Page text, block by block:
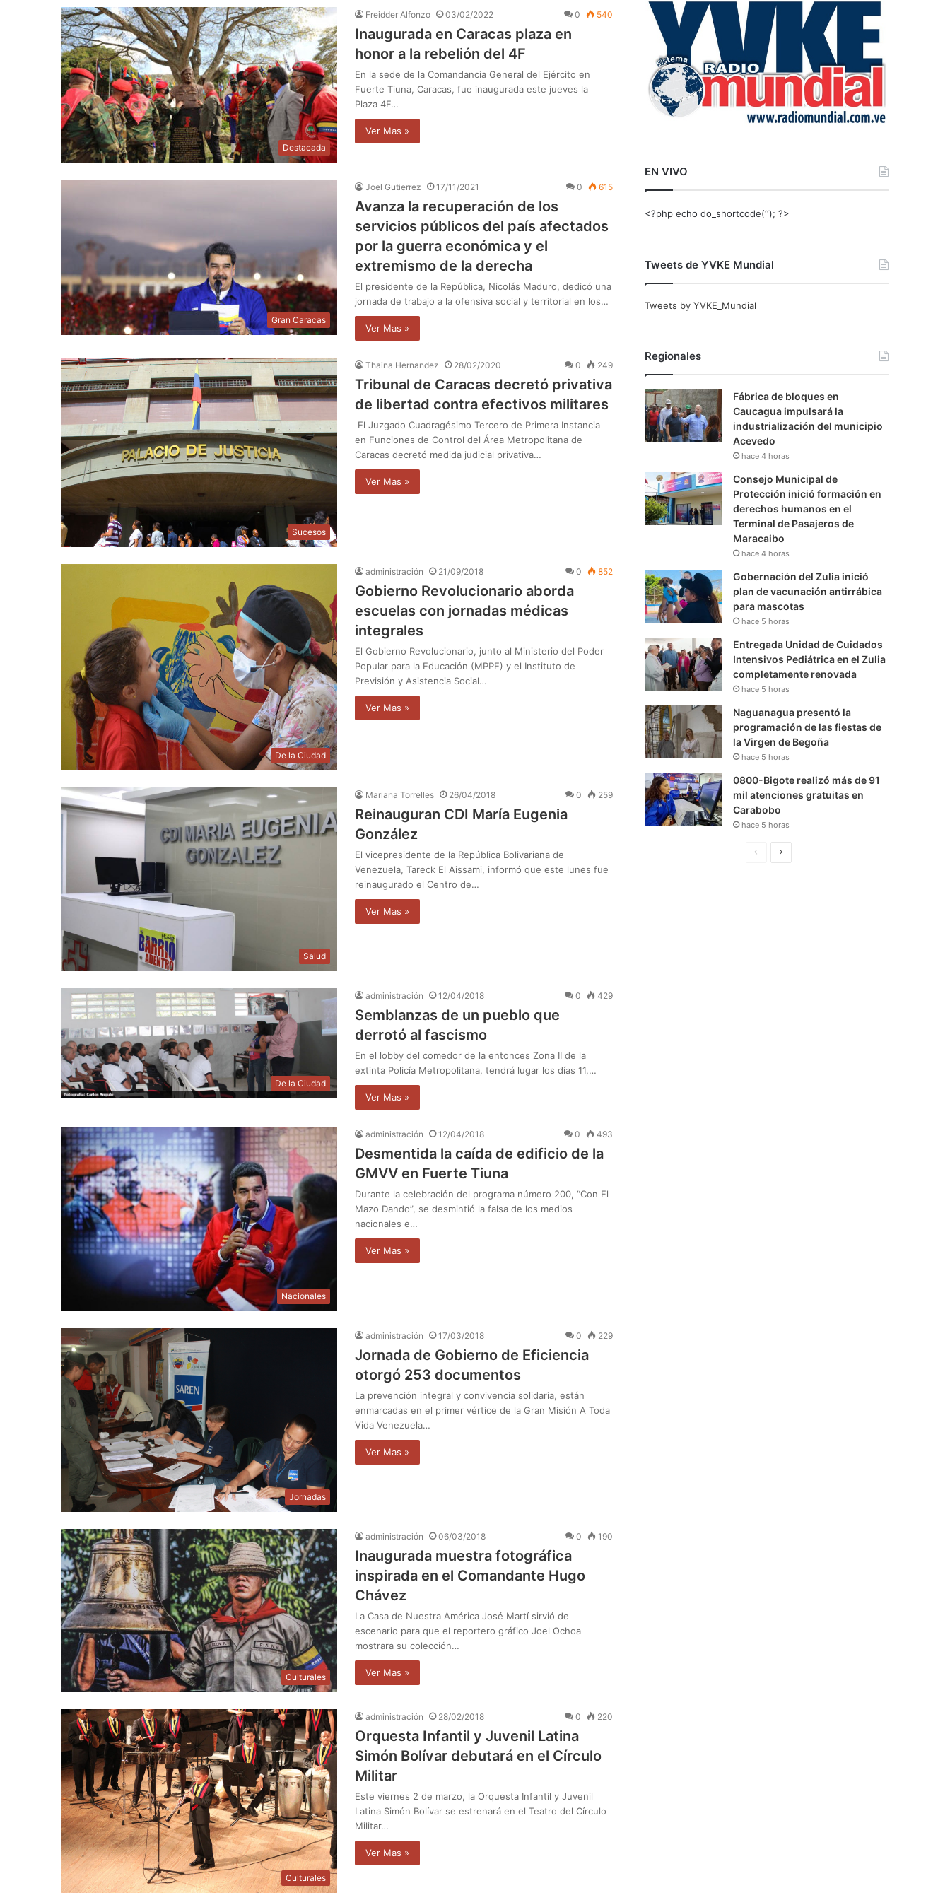
Destacada
Freidder Alfonzo 03/02/2022 0 540
Inaugurada en Caracas plaza en
honor a la rebelión del 4F
En la sede de la Comandancia General del Ejército en
Fuerte Tiuna, Caracas, fue inaugurada este jueves la
Plaza 4F…
Ver Mas »
Gran Caracas
Joel Gutierrez 17/11/2021 0 615
Avanza la recuperación de los
servicios públicos del país afectados
por la guerra económica y el
extremismo de la derecha
El presidente de la República, Nicolás Maduro, dedicó una
jornada de trabajo a la ofensiva social y territorial en los…
Ver Mas »
Sucesos
Thaina Hernandez 28/02/2020 0 249
Tribunal de Caracas decretó privativa
de libertad contra efectivos militares
El Juzgado Cuadragésimo Tercero de Primera Instancia
en Funciones de Control del Área Metropolitana de
Caracas decretó medida judicial privativa…
Ver Mas »
De la Ciudad
administración 21/09/2018 0 852
Gobierno Revolucionario aborda
escuelas con jornadas médicas
integrales
El Gobierno Revolucionario, junto al Ministerio del Poder
Popular para la Educación (MPPE) y el Instituto de
Previsión y Asistencia Social…
Ver Mas »
Salud
Mariana Torrelles 26/04/2018 0 259
Reinauguran CDI María Eugenia
González
El vicepresidente de la República Bolivariana de
Venezuela, Tareck El Aissami, informó que este lunes fue
reinaugurado el Centro de…
Ver Mas »
De la Ciudad
administración 12/04/2018 0 429
Semblanzas de un pueblo que
derrotó al fascismo
En el lobby del comedor de la entonces Zona II de la
extinta Policía Metropolitana, tendrá lugar los días 11,…
Ver Mas »
Nacionales
administración 12/04/2018 0 493
Desmentida la caída de edificio de la
GMVV en Fuerte Tiuna
Durante la celebración del programa número 200, “Con El
Mazo Dando”, se desmintió la falsa de los medios
nacionales e…
Ver Mas »
Jornadas
administración 17/03/2018 0 229
Jornada de Gobierno de Eficiencia
otorgó 253 documentos
La prevención integral y convivencia solidaria, están
enmarcadas en el primer vértice de la Gran Misión A Toda
Vida Venezuela…
Ver Mas »
Culturales
administración 06/03/2018 0 190
Inaugurada muestra fotográfica
inspirada en el Comandante Hugo
Chávez
La Casa de Nuestra América José Martí sirvió de
escenario para que el reportero gráfico Joel Ochoa
mostrara su colección…
Ver Mas »
Culturales
administración 28/02/2018 0 220
Orquesta Infantil y Juvenil Latina
Simón Bolívar debutará en el Círculo
Militar
Este viernes 2 de marzo, la Orquesta Infantil y Juvenil
Latina Simón Bolívar se estrenará en el Teatro del Círculo
Militar…
Ver Mas »
r
EN VIVO
<?php echo do_shortcode(‘‘); ?>
Tweets de YVKE Mundial
Tweets by YVKE_Mundial
Regionales
Fábrica de bloques en
Caucagua impulsará la
industrialización del municipio
Acevedo
hace 4 horas
Consejo Municipal de
Protección inició formación en
derechos humanos en el
Terminal de Pasajeros de
Maracaibo
hace 4 horas
Gobernación del Zulia inició
plan de vacunación antirrábica
para mascotas
hace 5 horas
Entregada Unidad de Cuidados
Intensivos Pediátrica en el Zulia
completamente renovada
hace 5 horas
Naguanagua presentó la
programación de las fiestas de
la Virgen de Begoña
hace 5 horas
0800-Bigote realizó más de 91
mil atenciones gratuitas en
Carabobo
hace 5 horas
S